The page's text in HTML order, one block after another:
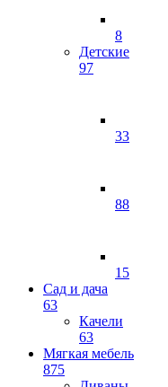
8
Детские
97
33
88
15
Сад и дача
63
Качели
63
Мягкая мебель
875